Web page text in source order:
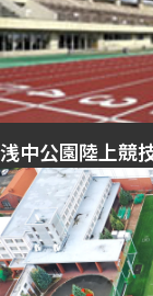
浅中公園陸上競